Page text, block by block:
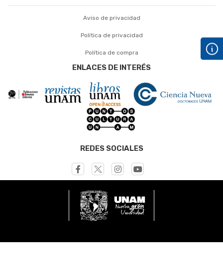
Aviso de privacidad
Política de privacidad
Política de compra
ENLACES DE INTERÉS
REDES SOCIALES